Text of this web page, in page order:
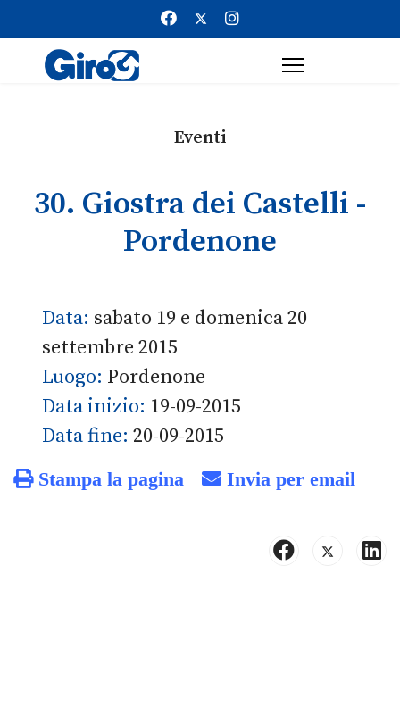
Eventi
30. Giostra dei Castelli -
Pordenone
Data: sabato 19 e domenica 20
settembre 2015
Luogo: Pordenone
Data inizio: 19-09-2015
Data fine: 20-09-2015
Stampa la pagina Invia per email